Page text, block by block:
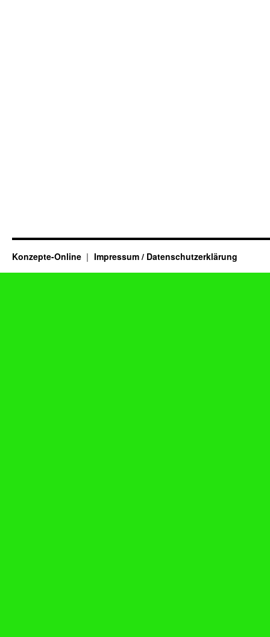
Konzepte-Online Impressum / Datenschutzerklärung